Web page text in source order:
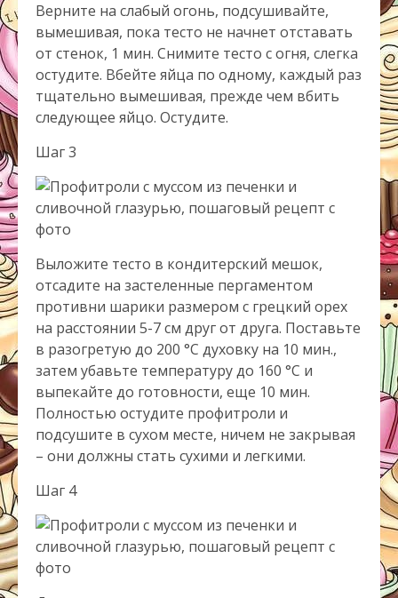
Верните на слабый огонь, подсушивайте,
вымешивая, пока тесто не начнет отставать
от стенок, 1 мин. Снимите тесто с огня, слегка
остудите. Вбейте яйца по одному, каждый раз
тщательно вымешивая, прежде чем вбить
следующее яйцо. Остудите.
Шаг 3
Выложите тесто в кондитерский мешок,
отсадите на застеленные пергаментом
противни шарики размером с грецкий орех
на расстоянии 5-7 см друг от друга. Поставьте
в разогретую до 200 °С духовку на 10 мин.,
затем убавьте температуру до 160 °С и
выпекайте до готовности, еще 10 мин.
Полностью остудите профитроли и
подсушите в сухом месте, ничем не закрывая
– они должны стать сухими и легкими.
Шаг 4